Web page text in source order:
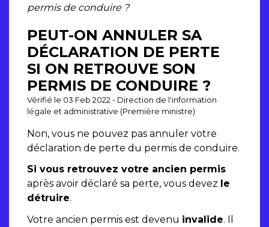
permis de conduire ?
PEUT-ON ANNULER SA
DÉCLARATION DE PERTE
SI ON RETROUVE SON
PERMIS DE CONDUIRE ?
Vérifié le 03 Feb 2022 - Direction de l'information
légale et administrative (Première ministre)
Non, vous ne pouvez pas annuler votre
déclaration de perte du permis de conduire.
Si vous retrouvez votre ancien permis
après avoir déclaré sa perte, vous devez le
détruire.
Votre ancien permis est devenu invalide. Il